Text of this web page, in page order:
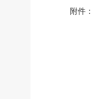
附件：